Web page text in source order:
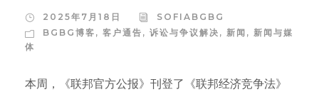
2025年7月18日
SOFIABGBG
BGBG博客 , 客户通告 , 诉讼与争议解决 , 新闻 , 新闻与媒
体
本周，《联邦官方公报》刊登了《联邦经济竞争法》